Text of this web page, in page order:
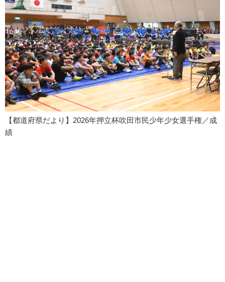
【都道府県だより】2026年押立杯吹田市民少年少女選手権／成
績